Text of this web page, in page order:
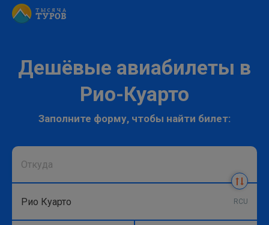
Дешёвые авиабилеты в
Рио-Куарто
Заполните форму, чтобы найти билет:
RCU